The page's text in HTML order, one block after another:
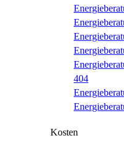
404
Kosten